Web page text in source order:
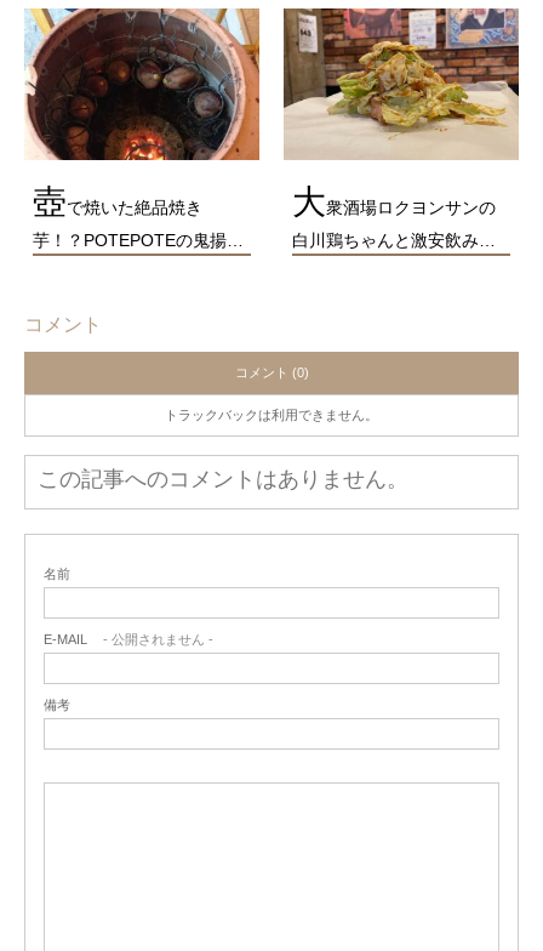
壺で焼いた絶品焼き
芋！？POTEPOTEの鬼揚…
大衆酒場ロクヨンサンの
白川鶏ちゃんと激安飲み…
コメント
コメント (0)
トラックバックは利用できません。
この記事へのコメントはありません。
名前
E-MAIL - 公開されません -
備考